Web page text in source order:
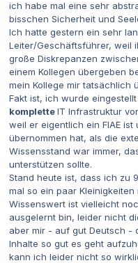
ich habe mal eine sehr
bisschen Sicherheit und
Ich hatte gestern ein sehr
Leiter/Geschäftsführer, weil
große Diskrepanzen
einem Kollegen übergeben
mein Kollege mir tatsächlich
Fakt ist, ich wurde
kompletteIT Infrastruktur
weil er eigentlich ein FIAE
übernommen hat, als die
Wissensstand war immer,
unterstützen sollte.
Stand heute ist, dass ich zu
mal so ein paar
Wissenswert ist vielleicht
ausgelernt bin, leider nicht
aber mir - auf gut Deutsch -
Inhalte so gut es geht
kann ich leider nicht so